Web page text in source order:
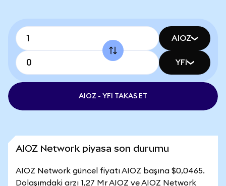
AIOZ
YFI
AIOZ - YFI TAKAS ET
AIOZ Network piyasa son durumu
AIOZ Network güncel fiyatı AIOZ başına $0,0465.
Dolaşımdaki arzı 1,27 Mr AIOZ ve AIOZ Network